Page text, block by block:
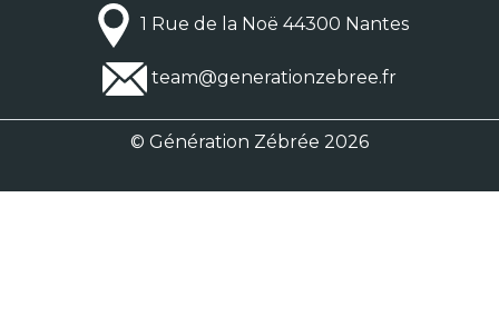
1 Rue de la Noë 44300 Nantes
team@generationzebree.fr
© Génération Zébrée 2026